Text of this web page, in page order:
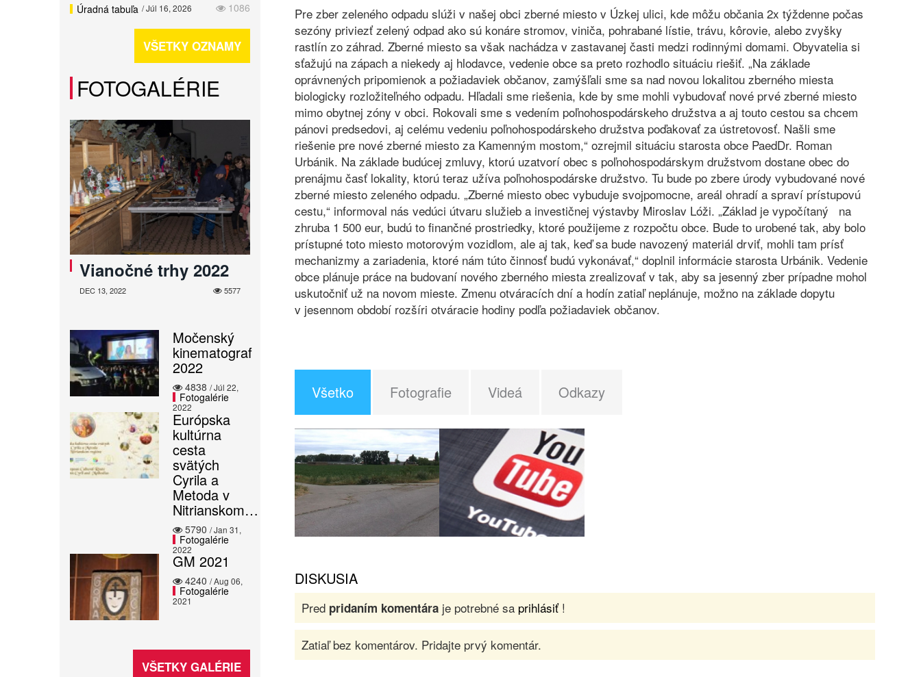
Pre zber zeleného odpadu slúži v našej obci zberné miesto v Úzkej ulici, kde môžu občania 2x týždenne počas
sezóny priviezť zelený odpad ako sú konáre stromov, viniča, pohrabané lístie, trávu, kôrovie, alebo zvyšky
rastlín zo záhrad. Zberné miesto sa však nachádza v zastavanej časti medzi rodinnými domami. Obyvatelia si
sťažujú na zápach a niekedy aj hlodavce, vedenie obce sa preto rozhodlo situáciu riešiť. „Na základe
oprávnených pripomienok a požiadaviek občanov, zamýšľali sme sa nad novou lokalitou zberného miesta
biologicky rozložiteľného odpadu. Hľadali sme riešenia, kde by sme mohli vybudovať nové prvé zberné miesto
mimo obytnej zóny v obci. Rokovali sme s vedením poľnohospodárskeho družstva a aj touto cestou sa chcem
pánovi predsedovi, aj celému vedeniu poľnohospodárskeho družstva poďakovať za ústretovosť. Našli sme
riešenie pre nové zberné miesto za Kamenným mostom,“ ozrejmil situáciu starosta obce PaedDr. Roman
Urbánik. Na základe budúcej zmluvy, ktorú uzatvorí obec s poľnohospodárskym družstvom dostane obec do
prenájmu časť lokality, ktorú teraz užíva poľnohospodárske družstvo. Tu bude po zbere úrody vybudované nové
zberné miesto zeleného odpadu. „Zberné miesto obec vybuduje svojpomocne, areál ohradí a spraví prístupovú
cestu,“ informoval nás vedúci útvaru služieb a investičnej výstavby Miroslav Lóži. „Základ je vypočítaný na
zhruba 1 500 eur, budú to finančné prostriedky, ktoré použijeme z rozpočtu obce. Bude to urobené tak, aby bolo
prístupné toto miesto motorovým vozidlom, ale aj tak, keď sa bude navozený materiál drviť, mohli tam prísť
mechanizmy a zariadenia, ktoré nám túto činnosť budú vykonávať,“ doplnil informácie starosta Urbánik. Vedenie
obce plánuje práce na budovaní nového zberného miesta zrealizovať v tak, aby sa jesenný zber prípadne mohol
uskutočniť už na novom mieste. Zmenu otváracích dní a hodín zatiaľ neplánuje, možno na základe dopytu
v jesennom období rozšíri otváracie hodiny podľa požiadaviek občanov.
Všetko Fotografie Videá Odkazy
DISKUSIA
Pred pridaním komentáraje potrebné sa prihlásiť!
Zatiaľ bez komentárov. Pridajte prvý komentár.
1086
Úradná tabuľa / Júl 16, 2026
VŠETKY OZNAMY
FOTOGALÉRIE
Vianočné trhy 2022
5577
DEC 13, 2022
Močenský
kinematograf
2022
4838
Fotogalérie
/ Júl 22,
2022
Európska
kultúrna
cesta
svätých
Cyrila a
Metoda v
Nitrianskom…
5790
Fotogalérie
/ Jan 31,
2022
GM 2021
4240
Fotogalérie
/ Aug 06,
2021
VŠETKY GALÉRIE